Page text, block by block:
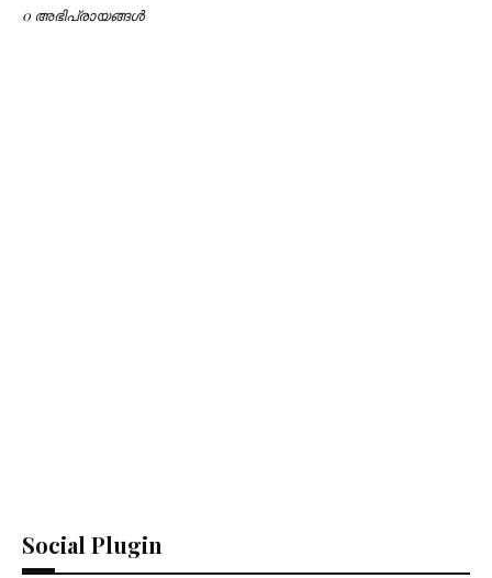
0 അഭിപ്രായങ്ങള്‍
Social Plugin